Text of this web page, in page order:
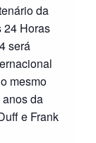
da
24 Horas
será
mesmo
da
e Frank